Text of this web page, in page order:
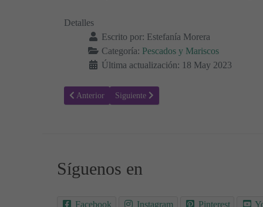
Detalles
Escrito por: Estefanía Morera
Categoría: Pescados y Mariscos
Última actualización: 18 May 2023
Artículo anterior: Receta de almejas con setas: Un plato
Anterior Artículo siguiente: Pulpo a Feira: Cómo
Siguiente
Síguenos en
Facebook Instagram Pinterest